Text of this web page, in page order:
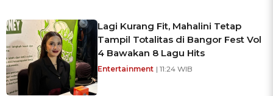
Lagi Kurang Fit, Mahalini Tetap
Tampil Totalitas di Bangor Fest Vol
4 Bawakan 8 Lagu Hits
Entertainment | 11:24 WIB